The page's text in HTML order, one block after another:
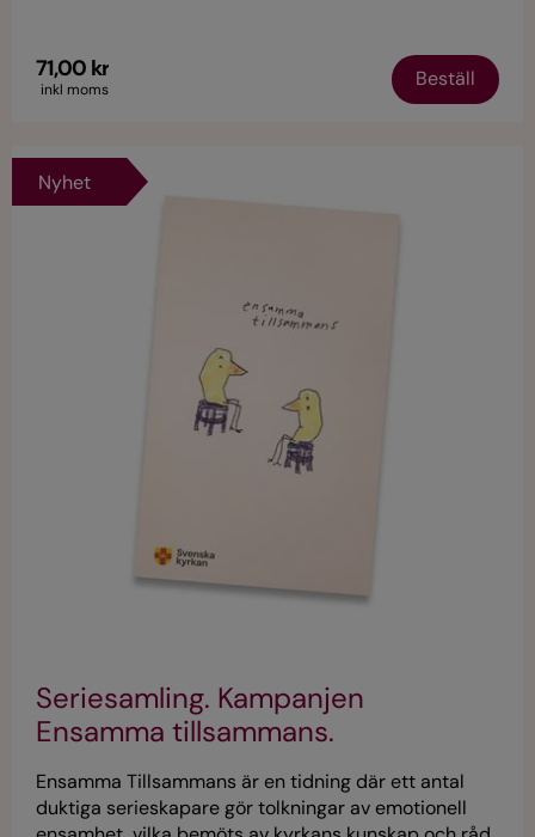
71,00 kr
inkl moms Beställ
Nyhet
Seriesamling. Kampanjen
Ensamma tillsammans.
Ensamma Tillsammans är en tidning där ett antal
duktiga serieskapare gör tolkningar av emotionell